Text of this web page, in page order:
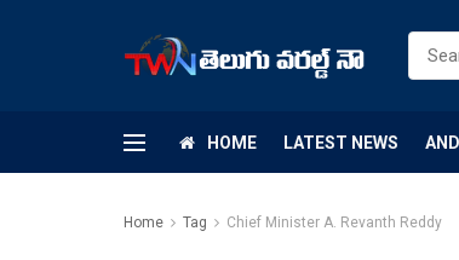
HOME LATEST NEWS
Home Tag Chief Minister A. Revanth Reddy